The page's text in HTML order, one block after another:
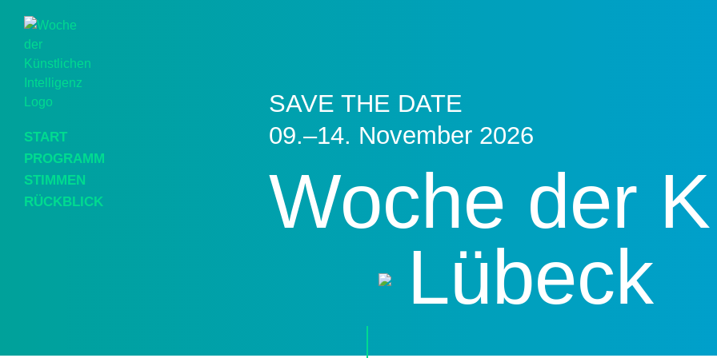
START
PROGRAMM
STIMMEN
RÜCKBLICK
SAVE THE DATE
09.–14. November 2026
Woche der
Lübeck